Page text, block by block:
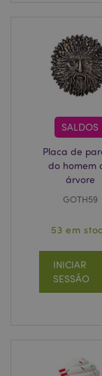
SALDOS
Placa de
do homem
árvore
GOTH59
53 em
INICIAR
SESSÃO